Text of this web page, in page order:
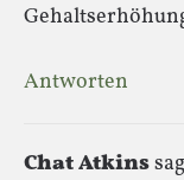
Antworten
Chat Atkins